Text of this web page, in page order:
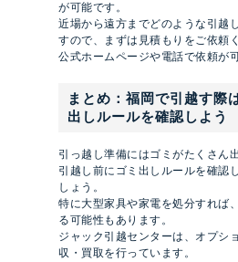
が可能です。
近場から遠方までどのような引越
すので、まずは見積もりをご依頼
公式ホームページや電話で依頼が
まとめ：福岡で引越す際
出しルールを確認しよう
引っ越し準備にはゴミがたくさん
引越し前にゴミ出しルールを確認
しょう。
特に大型家具や家電を処分すれば
る可能性もあります。
ジャック引越センターは、オプシ
収・買取を行っています。